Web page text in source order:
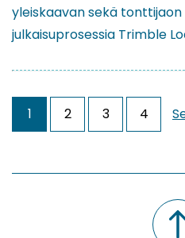
yleiskaavan sekä
julkaisuprosessia Trimble
1 2 3 4